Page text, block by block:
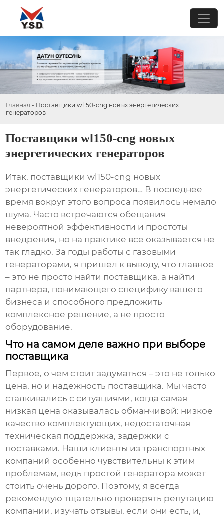
Главная - Поставщики wl150-cng новых энергетических
генераторов
Поставщики wl150-cng новых
энергетических генераторов
Итак, поставщики wl150-cng новых
энергетических генераторов… В последнее
время вокруг этого вопроса появилось немало
шума. Часто встречаются обещания
невероятной эффективности и простоты
внедрения, но на практике все оказывается не
так гладко. За годы работы с газовыми
генераторами, я пришел к выводу, что главное
– это не просто найти поставщика, а найти
партнера, понимающего специфику вашего
бизнеса и способного предложить
комплексное решение, а не просто
оборудование.
Что на самом деле важно при выборе
поставщика
Первое, о чем стоит задуматься – это не только
цена, но и надежность поставщика. Мы часто
сталкивались с ситуациями, когда самая
низкая цена оказывалась обманчивой: низкое
качество комплектующих, недостаточная
техническая поддержка, задержки с
поставками. Наши клиенты из транспортных
компаний особенно чувствительны к этим
проблемам, ведь простой генератора может
стоить очень дорого. Поэтому, я всегда
рекомендую тщательно проверять репутацию
компании, изучать отзывы, если они есть, и,